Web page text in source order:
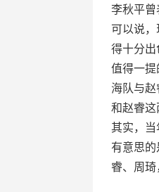
李秋平
可以说
得十分
值得一
海队与
和赵睿这
其实，
有意思
睿、周